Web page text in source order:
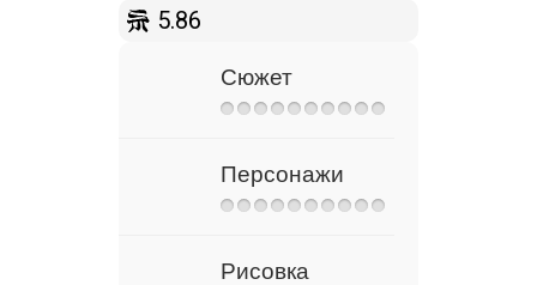
5.86
Сюжет
Персонажи
Рисовка